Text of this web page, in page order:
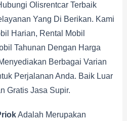
Olisrentcar Terbaik
Yang Di Berikan. Kami
Harian, Rental Mobil
Tahunan Dengan Harga
Berbagai Varian
Perjalanan Anda. Baik Luar
Gratis Jasa Supir.
Adalah Merupakan